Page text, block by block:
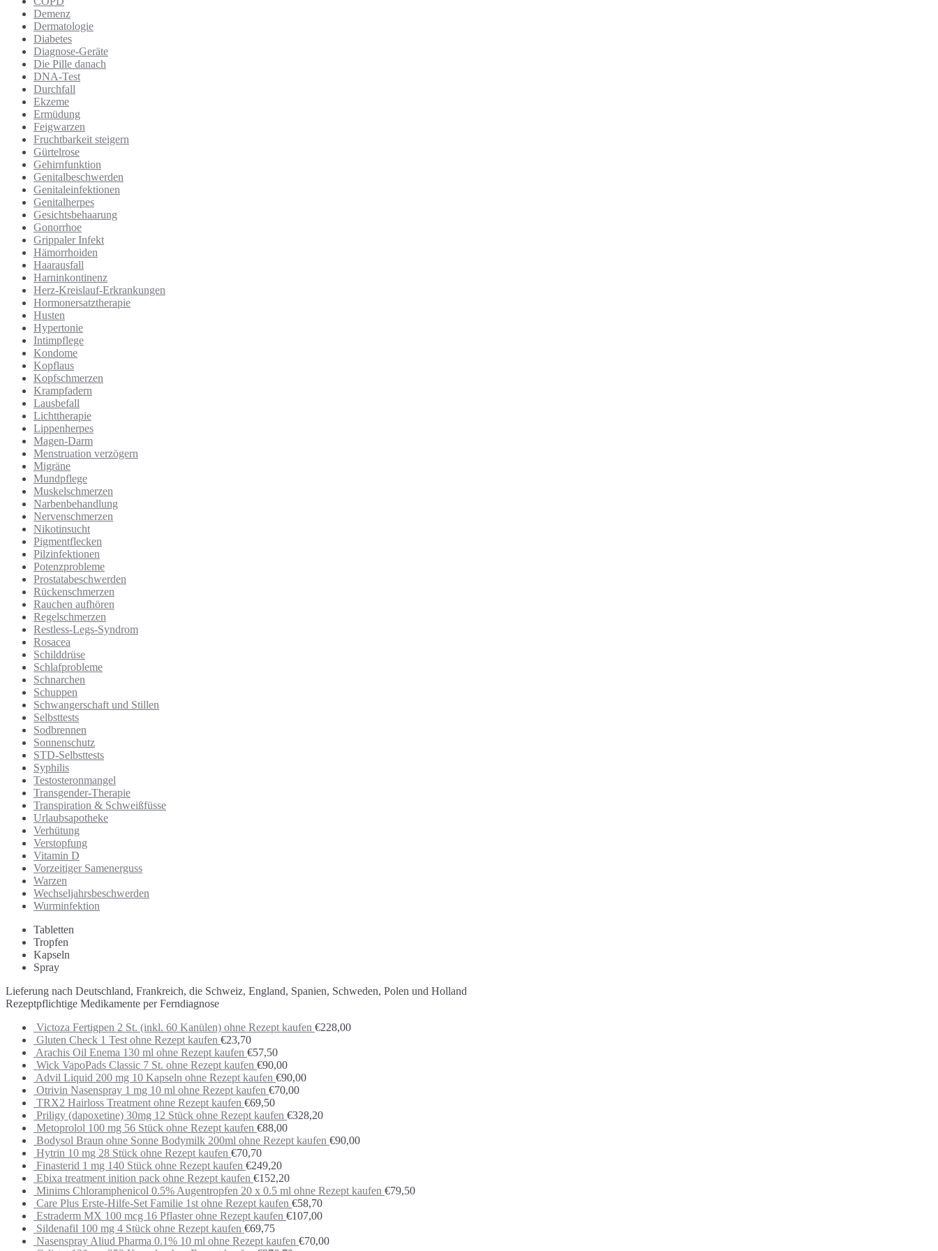
Demenz
Dermatologie
Diabetes
Diagnose-Geräte
Die Pille danach
DNA-Test
Durchfall
Ekzeme
Ermüdung
Feigwarzen
Fruchtbarkeit steigern
Gürtelrose
Gehirnfunktion
Genitalbeschwerden
Genitaleinfektionen
Genitalherpes
Gesichtsbehaarung
Gonorrhoe
Grippaler Infekt
Hämorrhoiden
Haarausfall
Harninkontinenz
Herz-Kreislauf-Erkrankungen
Hormonersatztherapie
Husten
Hypertonie
Intimpflege
Kondome
Kopflaus
Kopfschmerzen
Krampfadern
Lausbefall
Lichttherapie
Lippenherpes
Magen-Darm
Menstruation verzögern
Migräne
Mundpflege
Muskelschmerzen
Narbenbehandlung
Nervenschmerzen
Nikotinsucht
Pigmentflecken
Pilzinfektionen
Potenzprobleme
Prostatabeschwerden
Rückenschmerzen
Rauchen aufhören
Regelschmerzen
Restless-Legs-Syndrom
Rosacea
Schilddrüse
Schlafprobleme
Schnarchen
Schuppen
Schwangerschaft und Stillen
Selbsttests
Sodbrennen
Sonnenschutz
STD-Selbsttests
Syphilis
Testosteronmangel
Transgender-Therapie
Transpiration & Schweißfüsse
Urlaubsapotheke
Verhütung
Verstopfung
Vitamin D
Vorzeitiger Samenerguss
Warzen
Wechseljahrsbeschwerden
Wurminfektion
Tabletten
Tropfen
Kapseln
Spray
Lieferung nach Deutschland, Frankreich, die Schweiz, England, Spanien, Schweden, Polen und Holland
Rezeptpflichtige Medikamente per Ferndiagnose
Victoza Fertigpen 2 St. (inkl. 60 Kanülen) ohne Rezept kaufen €228,00
Gluten Check 1 Test ohne Rezept kaufen €23,70
Arachis Oil Enema 130 ml ohne Rezept kaufen €57,50
Wick VapoPads Classic 7 St. ohne Rezept kaufen €90,00
Advil Liquid 200 mg 10 Kapseln ohne Rezept kaufen €90,00
Otrivin Nasenspray 1 mg 10 ml ohne Rezept kaufen €70,00
TRX2 Hairloss Treatment ohne Rezept kaufen €69,50
Priligy (dapoxetine) 30mg 12 Stück ohne Rezept kaufen €328,20
Metoprolol 100 mg 56 Stück ohne Rezept kaufen €88,00
Bodysol Braun ohne Sonne Bodymilk 200ml ohne Rezept kaufen €90,00
Hytrin 10 mg 28 Stück ohne Rezept kaufen €70,70
Finasterid 1 mg 140 Stück ohne Rezept kaufen €249,20
Ebixa treatment inition pack ohne Rezept kaufen €152,20
Minims Chloramphenicol 0.5% Augentropfen 20 x 0.5 ml ohne Rezept kaufen €79,50
Care Plus Erste-Hilfe-Set Familie 1st ohne Rezept kaufen €58,70
Estraderm MX 100 mcg 16 Pflaster ohne Rezept kaufen €107,00
Sildenafil 100 mg 4 Stück ohne Rezept kaufen €69,75
Nasenspray Aliud Pharma 0.1% 10 ml ohne Rezept kaufen €70,00